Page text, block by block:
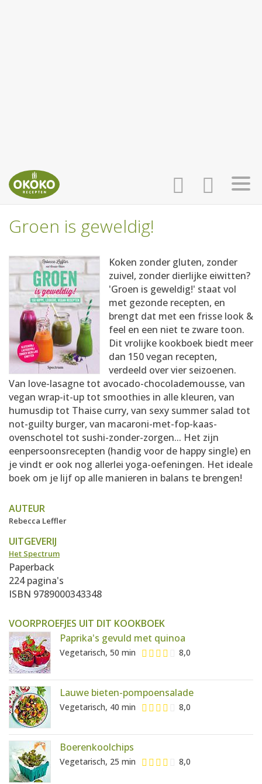
AANMELDEN
HOME
RECEPTEN
WEEKMENU'S
KOOKBOEKEN
Groen is geweldig!
Koken zonder gluten, zonder
zuivel, zonder dierlijke eiwitten?
'Groen is geweldig!' staat vol
met gezonde recepten, en
brengt dat met een frisse look &
feel en een niet te zware toon.
Dit vrolijke kookboek biedt meer
dan 150 vegan recepten,
verdeeld over vier seizoenen.
Van love-lasagne tot avocado-chocolademousse, van
vegan wrap-it-up tot smoothies in alle kleuren, van
humusdip tot Thaise curry, van sexy summer salad tot
not-guilty burger, van macaroni-met-fop-kaas-
ovenschotel tot sushi-zonder-zorgen... Het zijn
eenpersoonsrecepten (handig voor de happy single) en
je vindt er ook nog allerlei yoga-oefeningen. Het ideale
boek om je lijf op alle manieren in balans te brengen!
AUTEUR
Rebecca Leffler
UITGEVERIJ
Het Spectrum
Paperback
224 pagina's
ISBN 9789000343348
VOORPROEFJES UIT DIT KOOKBOEK
Paprika's gevuld met quinoa
Vegetarisch, 50 min 8,0
Lauwe bieten-pompoensalade
Vegetarisch, 40 min 8,0
Boerenkoolchips
Vegetarisch, 25 min 8,0